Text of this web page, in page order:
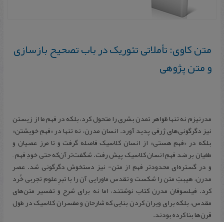
متن کاوی: تأملاتی تئوریک در باب تصحیح بازسازی
و متن پژوهی
مدرنیزم نه تنها ظواهر تمدن بشری را متحول کرد، بلکه در فهم ما از زیستن
نیز دگرگونی‌های ژرفی پدید آورد. انسان مدرن، نه تنها در «فهمِ خویشتن»
بلکه در «فهمِ هستی» از انسان کلاسیک فاصله گرفت و تا مرز عصیان و
طغیان بر ضد فهمِ انسان کلاسیک پیش رفت. شگفت‌تر آن‌که حتی خودِ فهم –
و در گستره‌ای محدودتر فهمِ از متن- نیز دستخوش دگرگونی شد. عصر
مدرن، هیبتِ متن را شکست و تقدس ماورایی آن را با تبرِ علوم تجربی خُرد
کرد. فیلسوفان مدرن کتاب نوشتند، اما نه برای شرح و تفسیر متن‌های
مقدس، بلکه برای ویران کردن بنایی که شارحان و مفسران کلاسیک در طول
قرن‌ها بنا کرده بودند.